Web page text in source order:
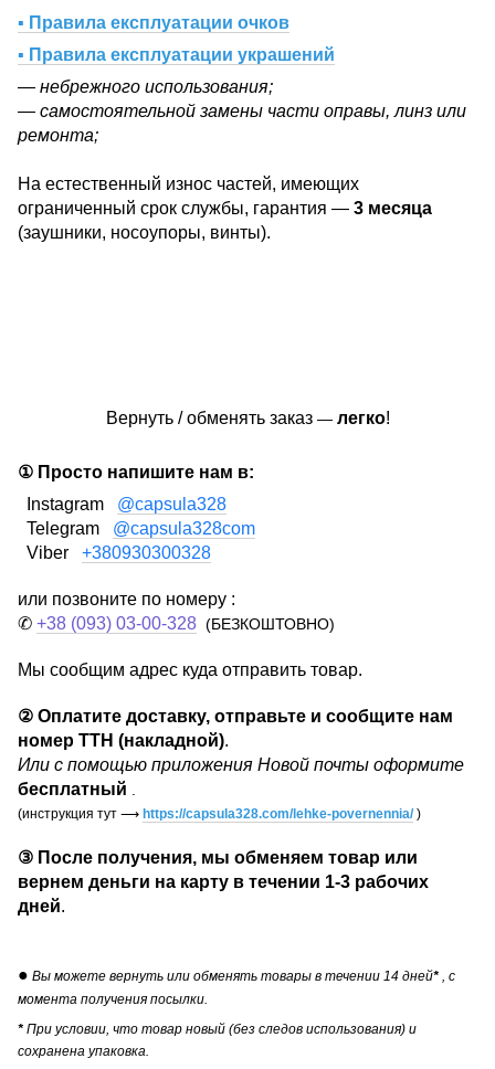
▪ Правила експлуатации очков
▪ Правила експлуатации украшений
— небрежного использования;
— самостоятельной замены части оправы, линз или
ремонта;
На естественный износ частей, имеющих
ограниченный срок службы, гарантия — 3 месяца
(заушники, носоупоры, винты).
Вернуть / обменять заказ — легко!
① Просто напишите нам в:
Instagram @capsula328
Telegram @capsula328com
Viber +380930300328
или позвоните по номеру :
✆ +38 (093) 03-00-328 (БЕЗКОШТОВНО)
Мы сообщим адрес куда отправить товар.
② Оплатите доставку, отправьте и сообщите нам
номер ТТН (накладной).
Или с помощью приложения Новой почты оформите
бесплатный
(инструкция тут ⟶ https://capsula328.com/lehke-povernennia/)
③ После получения, мы обменяем товар или
вернем деньги на карту в течении 1-3 рабочих
дней.
● Вы можете вернуть или обменять товары в течении 14 дней* , с
момента получения посылки.
* При условии, что товар новый (без следов использования) и
сохранена упаковка.